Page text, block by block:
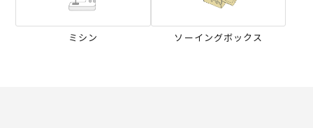
ミシン ソーイングボックス